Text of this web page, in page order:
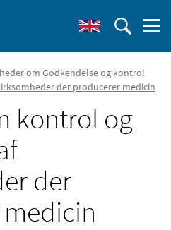
om Godkendelse og kontrol
der producerer medicin
kontrol og
der